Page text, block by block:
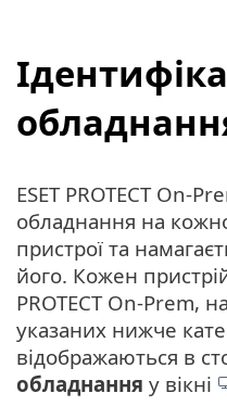
ESET PROTECT On-
обладнання на
пристрої та
його. Кожен
PROTECT On-Prem,
указаних нижче
відображаються в
обладнання у вікні